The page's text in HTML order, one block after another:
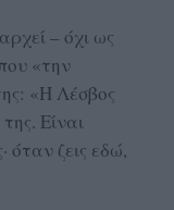
– όχι ως
«την
«Η Λέσβος
Είναι
όταν ζεις εδώ,